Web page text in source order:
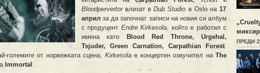
Bloodpervertorвлизат вDub Studio в Oslo на 17
април за да започнат записи на новия си албум
с продуцент Endre Kirkesola, който е работил с
имена като
Blood Red Throne, Urgehal,
Tsjuder, Green Carnation, Carpathian Forest.
големите от норвежката сцена, Kirkesolaе концертен озвучител на The
Immortal .
„
ПРЕДИ